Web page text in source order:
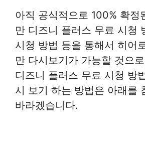
아직 공식적으로 100% 확정
만 디즈니 플러스 무료 시청
시청 방법 등을 통해서 히어
만 다시보기가 가능할 것으
디즈니 플러스 무료 시청 방
시 보기 하는 방법은 아래를
바라겠습니다.